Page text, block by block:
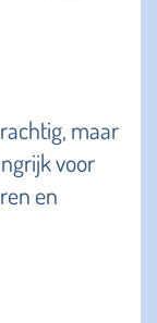
maar
voor
en